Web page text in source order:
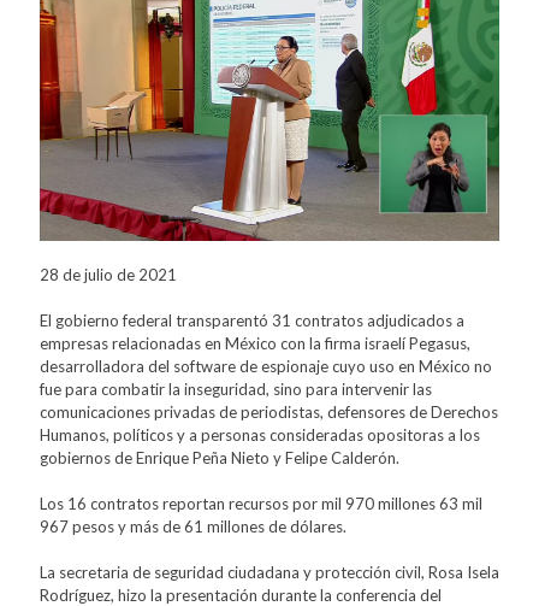
28 de julio de 2021
El gobierno federal transparentó 31 contratos adjudicados a
empresas relacionadas en México con la firma israelí Pegasus,
desarrolladora del software de espionaje cuyo uso en México no
fue para combatir la inseguridad, sino para intervenir las
comunicaciones privadas de periodistas, defensores de Derechos
Humanos, políticos y a personas consideradas opositoras a los
gobiernos de Enrique Peña Nieto y Felipe Calderón.
Los 16 contratos reportan recursos por mil 970 millones 63 mil
967 pesos y más de 61 millones de dólares.
La secretaria de seguridad ciudadana y protección civil, Rosa Isela
Rodríguez, hizo la presentación durante la conferencia del